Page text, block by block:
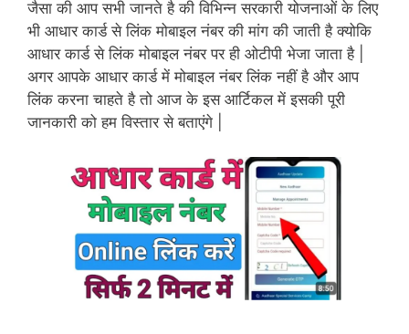
जैसा की आप सभी जानते है की विभिन्न सरकारी योजनाओं के लिए
भी आधार कार्ड से लिंक मोबाइल नंबर की मांग की जाती है क्योकि
आधार कार्ड से लिंक मोबाइल नंबर पर ही ओटीपी भेजा जाता है |
अगर आपके आधार कार्ड में मोबाइल नंबर लिंक नहीं है और आप
लिंक करना चाहते है तो आज के इस आर्टिकल में इसकी पूरी
जानकारी को हम विस्तार से बताएंगे |